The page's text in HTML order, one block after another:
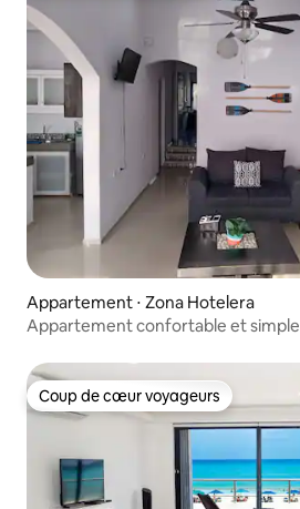
Appartement ⋅ Zona Hotelera
Appartement confortable et simple
Coup de cœur voyageurs
Coup de cœur voyageurs